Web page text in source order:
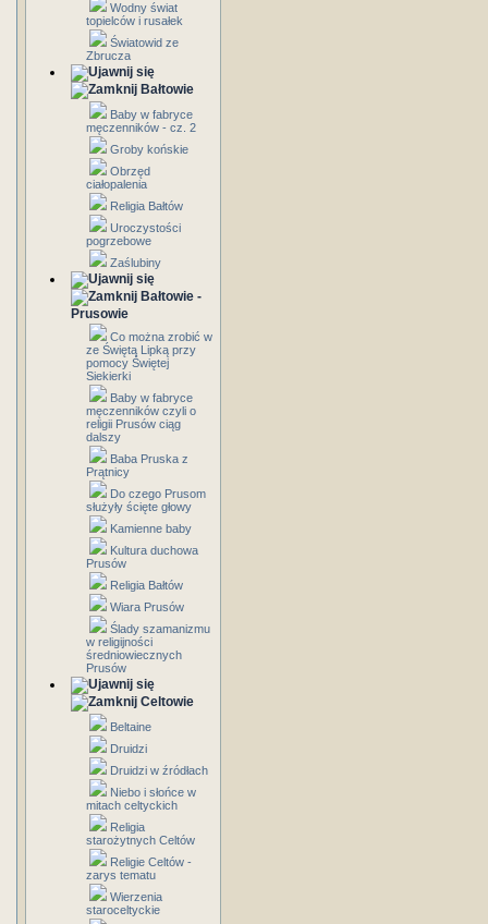
Wodny świat
topielców i rusałek
Światowid ze
Zbrucza
Bałtowie
Baby w fabryce
męczenników - cz. 2
Groby końskie
Obrzęd
ciałopalenia
Religia Bałtów
Uroczystości
pogrzebowe
Zaślubiny
Bałtowie -
Prusowie
Co można zrobić w
ze Świętą Lipką przy
pomocy Świętej
Siekierki
Baby w fabryce
męczenników czyli o
religii Prusów ciąg
dalszy
Baba Pruska z
Prątnicy
Do czego Prusom
służyły ścięte głowy
Kamienne baby
Kultura duchowa
Prusów
Religia Bałtów
Wiara Prusów
Ślady szamanizmu
w religijności
średniowiecznych
Prusów
Celtowie
Beltaine
Druidzi
Druidzi w źródłach
Niebo i słońce w
mitach celtyckich
Religia
starożytnych Celtów
Religie Celtów -
zarys tematu
Wierzenia
staroceltyckie